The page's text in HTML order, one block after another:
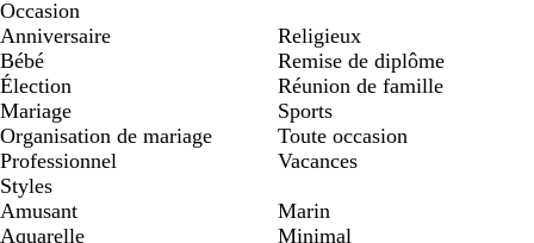
Occasion
Anniversaire
Bébé
Élection
Mariage
Organisation de mariage
Professionnel
Religieux
Remise de diplôme
Réunion de famille
Sports
Toute occasion
Vacances
Styles
Amusant
Aquarelle
Marin
Minimal